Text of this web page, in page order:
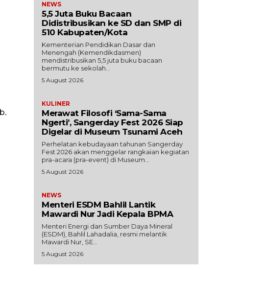
NEWS
5,5 Juta Buku Bacaan
Didistribusikan ke SD dan SMP di
510 Kabupaten/Kota
Kementerian Pendidikan Dasar dan
Menengah (Kemendikdasmen)
mendistribusikan 5,5 juta buku bacaan
bermutu ke sekolah...
5 August 2026
KULINER
Merawat Filosofi ‘Sama-Sama
Ngerti’, Sangerday Fest 2026 Siap
Digelar di Museum Tsunami Aceh
Perhelatan kebudayaan tahunan Sangerday
Fest 2026 akan menggelar rangkaian kegiatan
pra-acara (pra-event) di Museum...
5 August 2026
NEWS
Menteri ESDM Bahlil Lantik
Mawardi Nur Jadi Kepala BPMA
Menteri Energi dan Sumber Daya Mineral
(ESDM), Bahlil Lahadalia, resmi melantik
Mawardi Nur, SE...
5 August 2026